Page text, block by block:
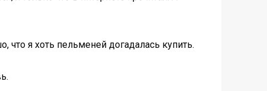
я хоть пельменей догадалась купить.